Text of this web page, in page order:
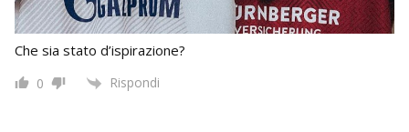
Che sia stato d’ispirazione?
0 Rispondi